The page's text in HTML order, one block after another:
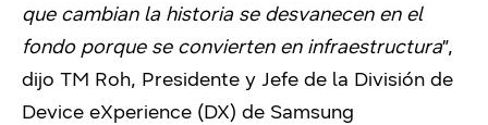
que cambian la historia se desvanecen en el
fondo porque se convierten en infraestructura”,
dijo TM Roh, Presidente y Jefe de la División de
Device eXperience (DX) de Samsung